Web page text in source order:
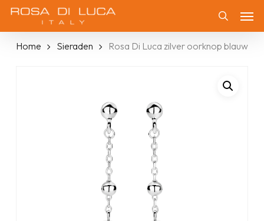
Skip
content
Home Sieraden Rosa Di Luca zilver oorknop blauw